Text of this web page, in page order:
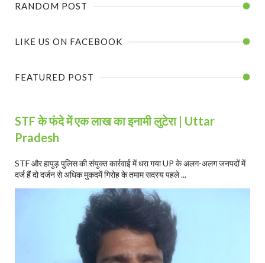
RANDOM POST
LIKE US ON FACEBOOK
FEATURED POST
STF के फंदे में एक लाख का इनामी लुटेरा | Uttar
Pradesh
STF और हापुड़ पुलिस की संयुक्त कार्रवाई में धरा गया UP के अलग-अलग जनपदों में
दर्ज हैं दो दर्जन से अधिक मुकदमें गिरोह के तमाम सदस्य पहले ...